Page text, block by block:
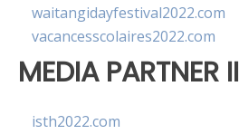
waitangidayfestival2022.com
vacancesscolaires2022.com
MEDIA PARTNER II
isth2022.com